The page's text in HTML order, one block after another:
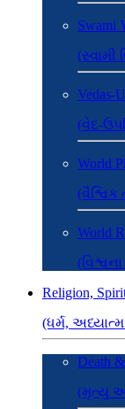
Swami
(સ્વામી
Vedas-
(વેદ-
World
(વૈશ્વિક
World
Religion,
(ધર્મ,
Death
(મૃત્યુ